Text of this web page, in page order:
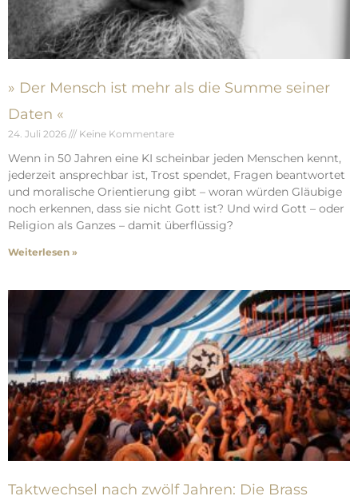
» Der Mensch ist mehr als die Summe seiner
Daten «
24. Juli 2026 Keine Kommentare
Wenn in 50 Jahren eine KI scheinbar jeden Menschen kennt,
jederzeit ansprechbar ist, Trost spendet, Fragen beantwortet
und moralische Orientierung gibt – woran würden Gläubige
noch erkennen, dass sie nicht Gott ist? Und wird Gott – oder
Religion als Ganzes – damit überflüssig?
Weiterlesen »
Taktwechsel nach zwölf Jahren: Die Brass